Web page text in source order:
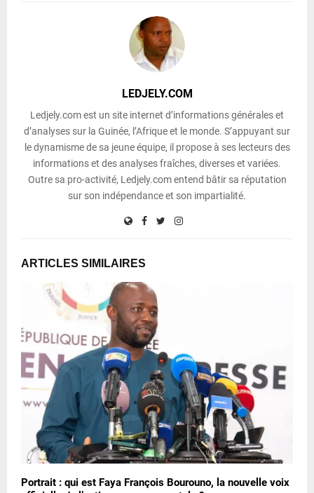
LEDJELY.COM
Ledjely.com est un site internet d’informations générales et
d’analyses sur la Guinée, l’Afrique et le monde. S’appuyant sur
le dynamisme de sa jeune équipe, il propose à ses lecteurs des
informations et des analyses fraîches, diverses et variées.
Outre sa pro-activité, Ledjely.com entend bâtir sa réputation
sur son indépendance et son impartialité.
ARTICLES SIMILAIRES
Portrait : qui est Faya François Bourouno, la nouvelle voix